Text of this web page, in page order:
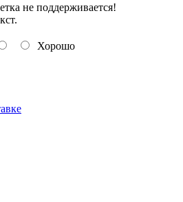
не поддерживается!
Хорошо